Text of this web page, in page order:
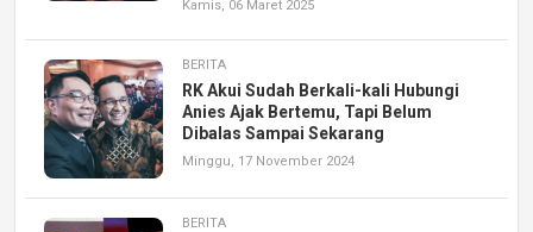
Kamis, 06 Maret 2025
BERITA
RK Akui Sudah Berkali-kali Hubungi
Anies Ajak Bertemu, Tapi Belum
Dibalas Sampai Sekarang
Minggu, 17 November 2024
BERITA